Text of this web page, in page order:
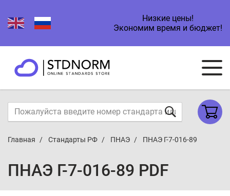
Низкие цены!
Экономим время и бюджет!
Главная Стандарты РФ ПНАЭ ПНАЭ Г-7-016-89
ПНАЭ Г-7-016-89 PDF